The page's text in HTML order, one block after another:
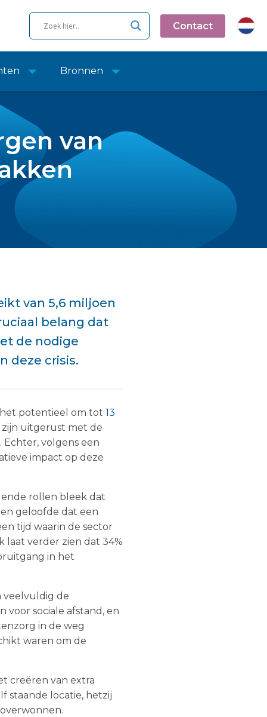
Contact
Bronnen
van
van 5,6 miljoen
belang dat
de nodige
deze crisis.
potentieel om tot 13
zijn uitgerust met de
volgens een
impact op deze
rollen bleek dat
geloofde dat een
tijd waarin de sector
verder zien dat 34%
in het
veelvuldig de
voor sociale afstand, en
in de weg
waren om de
creëren van extra
staande locatie, hetzij